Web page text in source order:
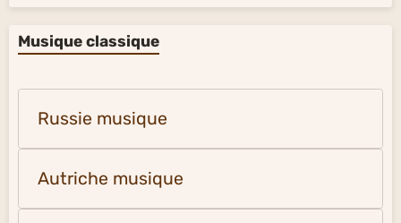
Musique classique
Russie musique
Autriche musique